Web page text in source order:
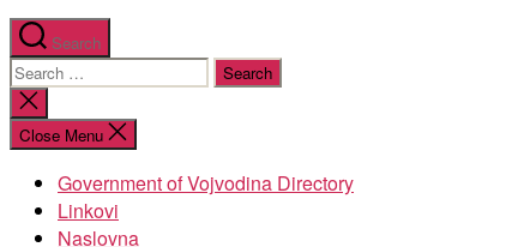
Search
Search
for:
Close
search
Close Menu
Government of Vojvodina Directory
Linkovi
Naslovna